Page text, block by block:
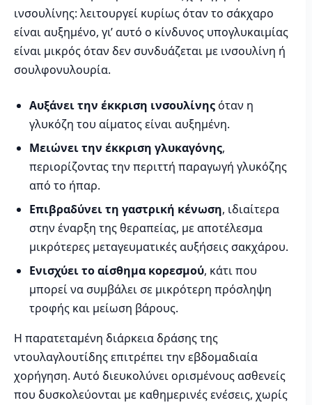
ινσουλίνης: λειτουργεί κυρίως όταν το σάκχαρο
είναι αυξημένο, γι’ αυτό ο κίνδυνος υπογλυκαιμίας
είναι μικρός όταν δεν συνδυάζεται με ινσουλίνη ή
σουλφονυλουρία.
Αυξάνει την έκκριση ινσουλίνηςόταν η
γλυκόζη του αίματος είναι αυξημένη.
Μειώνει την έκκριση γλυκαγόνης,
περιορίζοντας την περιττή παραγωγή γλυκόζης
από το ήπαρ.
Επιβραδύνει τη γαστρική κένωση, ιδιαίτερα
στην έναρξη της θεραπείας, με αποτέλεσμα
μικρότερες μεταγευματικές αυξήσεις σακχάρου.
Ενισχύει το αίσθημα κορεσμού, κάτι που
μπορεί να συμβάλει σε μικρότερη πρόσληψη
τροφής και μείωση βάρους.
Η παρατεταμένη διάρκεια δράσης της
ντουλαγλουτίδης επιτρέπει την εβδομαδιαία
χορήγηση. Αυτό διευκολύνει ορισμένους ασθενείς
που δυσκολεύονται με καθημερινές ενέσεις, χωρίς